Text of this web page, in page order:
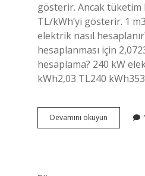
gösterir. Ancak tüketim
TL/kWh’yi gösterir. 1
elektrik nasıl
hesaplanması için
hesaplama? 240 kW
kWh2,03 TL240
Devamını okuyun Sayaçtan
Fatura